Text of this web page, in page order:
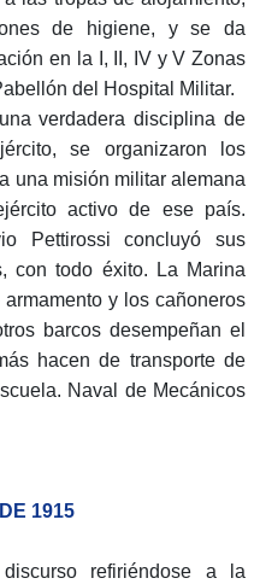
de higiene, y se da
en la I, II, IV y V Zonas
del Hospital Militar.
verdadera disciplina de
se organizaron los
una misión militar alemana
activo de ese país.
Pettirossi concluyó sus
con todo éxito. La Marina
y los cañoneros
barcos desempeñan el
hacen de transporte de
Naval de Mecánicos
1915
refiriéndose a la